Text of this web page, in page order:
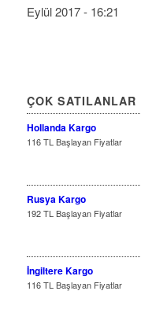
Eylül 2017 - 16:21
ÇOK SATILANLAR
Hollanda Kargo
116 TL Başlayan Fiyatlar
Rusya Kargo
192 TL Başlayan Fiyatlar
İngiltere Kargo
116 TL Başlayan Fiyatlar